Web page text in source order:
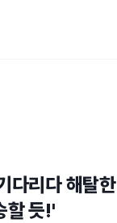
다리다 해탈
할 듯!'